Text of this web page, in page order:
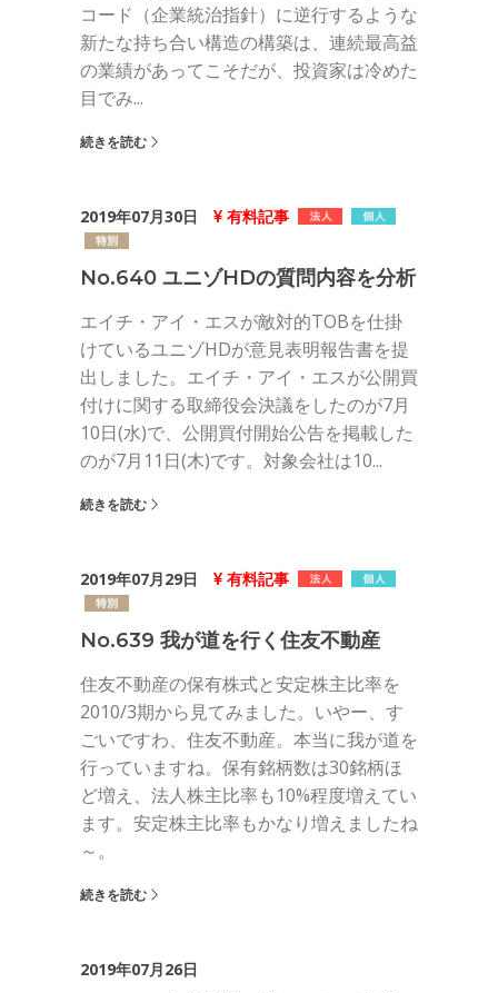
コード（企業統治指針）に逆行するような
新たな持ち合い構造の構築は、連続最高益
の業績があってこそだが、投資家は冷めた
目でみ...
続きを読む
2019年07月30日 有料記事
No.640 ユニゾHDの質問内容を分析
エイチ・アイ・エスが敵対的TOBを仕掛
けているユニゾHDが意見表明報告書を提
出しました。エイチ・アイ・エスが公開買
付けに関する取締役会決議をしたのが7月
10日(水)で、公開買付開始公告を掲載した
のが7月11日(木)です。対象会社は10...
続きを読む
2019年07月29日 有料記事
No.639 我が道を行く住友不動産
住友不動産の保有株式と安定株主比率を
2010/3期から見てみました。いやー、す
ごいですわ、住友不動産。本当に我が道を
行っていますね。保有銘柄数は30銘柄ほ
ど増え、法人株主比率も10%程度増えてい
ます。安定株主比率もかなり増えましたね
～。
続きを読む
2019年07月26日